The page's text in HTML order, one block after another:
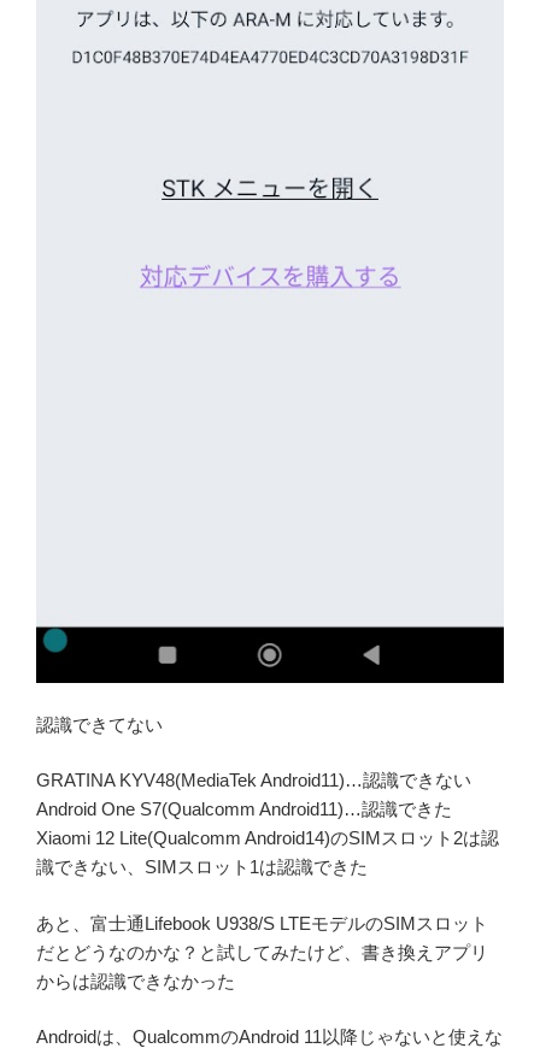
認識できてない
GRATINA KYV48(MediaTek Android11)…認識できない
Android One S7(Qualcomm Android11)…認識できた
Xiaomi 12 Lite(Qualcomm Android14)のSIMスロット2は認
識できない、SIMスロット1は認識できた
あと、富士通Lifebook U938/S LTEモデルのSIMスロット
だとどうなのかな？と試してみたけど、書き換えアプリ
からは認識できなかった
Androidは、QualcommのAndroid 11以降じゃないと使えな